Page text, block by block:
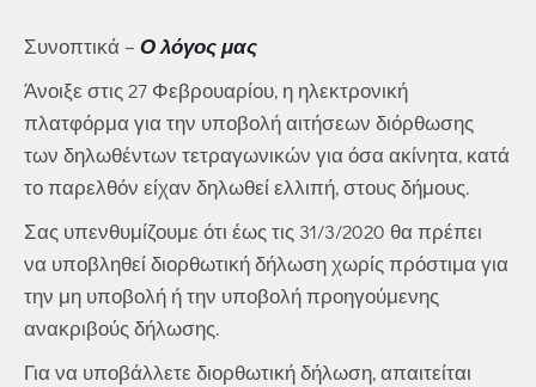
Συνοπτικά – Ο λόγος μας
Άνοιξε στις 27 Φεβρουαρίου, η ηλεκτρονική
πλατφόρμα για την υποβολή αιτήσεων διόρθωσης
των δηλωθέντων τετραγωνικών για όσα ακίνητα, κατά
το παρελθόν είχαν δηλωθεί ελλιπή, στους δήμους.
Σας υπενθυμίζουμε ότι έως τις 31/3/2020 θα πρέπει
να υποβληθεί διορθωτική δήλωση χωρίς πρόστιμα για
την μη υποβολή ή την υποβολή προηγούμενης
ανακριβούς δήλωσης.
Για να υποβάλλετε διορθωτική δήλωση, απαιτείται